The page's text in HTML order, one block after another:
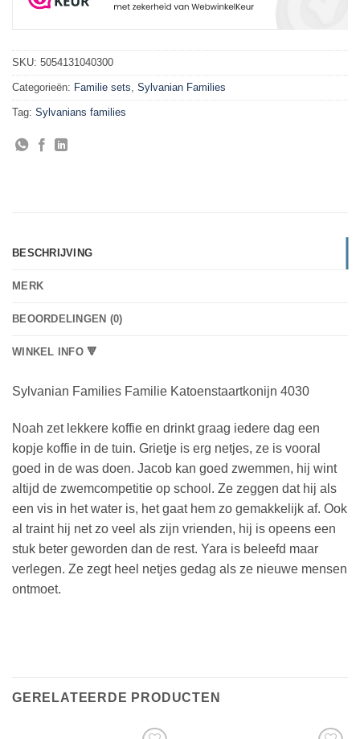
SKU: 5054131040300
Categorieën: Familie sets Sylvanian Families
Tag: Sylvanians families
BESCHRIJVING
MERK
BEOORDELINGEN (0)
WINKEL INFO 🔻
Sylvanian Families Familie Katoenstaartkonijn 4030
Noah zet lekkere koffie en drinkt graag iedere dag een
kopje koffie in de tuin. Grietje is erg netjes, ze is vooral
goed in de was doen. Jacob kan goed zwemmen, hij wint
altijd de zwemcompetitie op school. Ze zeggen dat hij als
een vis in het water is, het gaat hem zo gemakkelijk af. Ook
al traint hij net zo veel als zijn vrienden, hij is opeens een
stuk beter geworden dan de rest. Yara is beleefd maar
verlegen. Ze zegt heel netjes gedag als ze nieuwe mensen
ontmoet.
GERELATEERDE PRODUCTEN